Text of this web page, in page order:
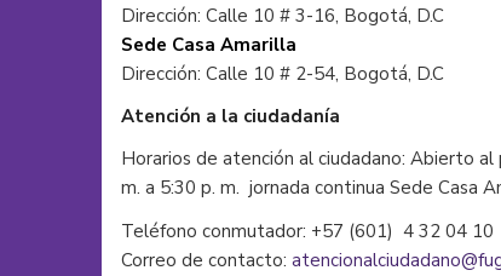
Dirección: Calle 10 # 3-16, Bogotá, D.C
Sede Casa Amarilla
Dirección: Calle 10 # 2-54, Bogotá, D.C
Atención a la ciudadanía
Horarios de atención al ciudadano: Abierto
m. a 5:30 p. m. jornada continua Sede Casa
Teléfono conmutador: +57 (601) 4 32 04 10
Correo de contacto: